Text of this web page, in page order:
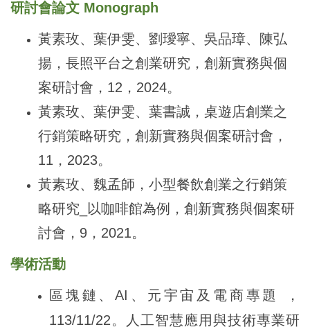
研討會論文 Monograph
黃素玫、葉伊雯、劉璦寧、吳品璋、陳弘
揚，長照平台之創業研究，創新實務與個
案研討會，12，2024。
黃素玫、葉伊雯、葉書誠，桌遊店創業之
行銷策略研究，創新實務與個案研討會，
11，2023。
黃素玫、魏孟師，小型餐飲創業之行銷策
略研究_以咖啡館為例，創新實務與個案研
討會，9，2021。
學術活動
區塊鏈、AI、元宇宙及電商專題 ，
113/11/22。人工智慧應用與技術專業研